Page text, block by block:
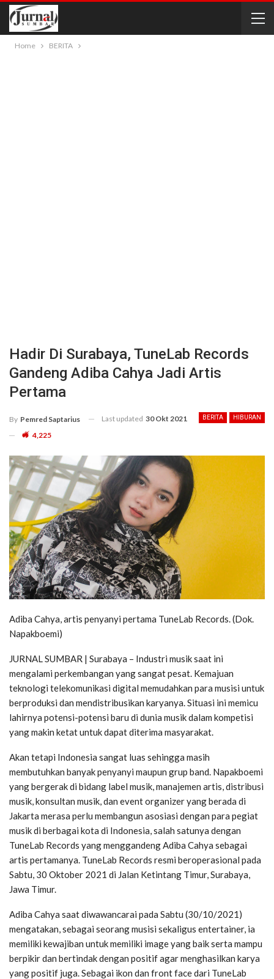
Home BERITA
Hadir Di Surabaya, TuneLab Records
Gandeng Adiba Cahya Jadi Artis
Pertama
BERITA HIBURAN
By Pemred Saptarius Last updated 30 Okt 2021
4,225
Adiba Cahya, artis penyanyi pertama TuneLab Records. (Dok.
Napakboemi)
JURNAL SUMBAR | Surabaya – Industri musik saat ini
mengalami perkembangan yang sangat pesat. Kemajuan
teknologi telekomunikasi digital memudahkan para musisi untuk
berproduksi dan mendistribusikan karyanya. Situasi ini memicu
lahirnya potensi-potensi baru di dunia musik dalam kompetisi
yang makin ketat untuk dapat diterima masyarakat.
Akan tetapi Indonesia sangat luas sehingga masih
membutuhkan banyak penyanyi maupun grup band. Napakboemi
yang bergerak di bidang label musik, manajemen artis, distribusi
musik, konsultan musik, dan event organizer yang berada di
Jakarta merasa perlu membangun asosiasi dengan para pegiat
musik di berbagai kota di Indonesia, salah satunya dengan
TuneLab Records yang menggandeng Adiba Cahya sebagai
artis pertamanya. TuneLab Records resmi beroperasional pada
Sabtu, 30 Oktober 2021 di Jalan Ketintang Timur, Surabaya,
Jawa Timur.
Adiba Cahya saat diwawancarai pada Sabtu (30/10/2021)
mengatakan, sebagai seorang musisi sekaligus entertainer, ia
memiliki kewajiban untuk memiliki image yang baik serta mampu
berpikir dan bertindak dengan positif agar menghasilkan karya
yang positif juga. Sebagai ikon dan front face dari TuneLab